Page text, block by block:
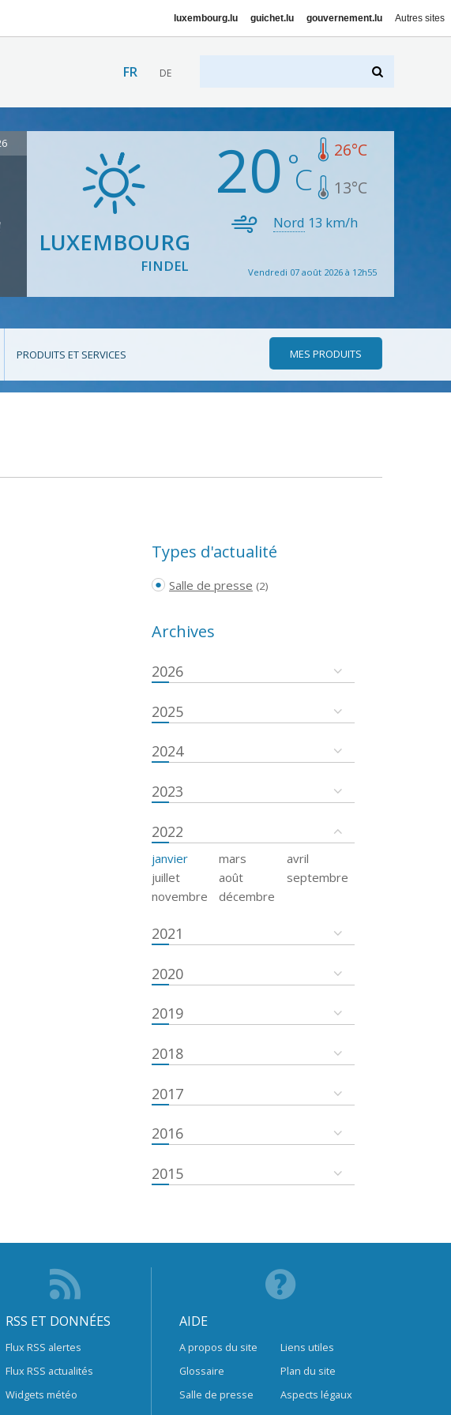
luxembourg.lu guichet.lu gouvernement.lu Autres sites
FR DE
LUXEMBOURG
FINDEL
20 26°C
13°C
Nord 13 km/h
Vendredi 07 août 2026 à 12h55
PRODUITS ET SERVICES MES PRODUITS
Types d'actualité
Salle de presse (2)
Archives
2026
2025
2024
2023
2022
janvier mars
avril
juillet
août
septembre
novembre
décembre
2021
2020
2019
2018
2017
2016
2015
RSS ET DONNÉES
Flux RSS alertes
Flux RSS actualités
Widgets météo
AIDE
A propos du site
Glossaire
Salle de presse
Liens utiles
Plan du site
Aspects légaux